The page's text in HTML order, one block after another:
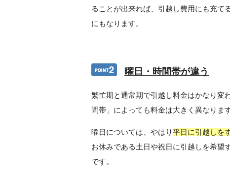
ることが出来れば、引越し費用にも充て
にもなります。
曜日・時間帯が違う
繁忙期と通常期で引越し料金はかなり変
間帯」によっても料金は大きく異なります
曜日については、やはり平日に引越しを
お休みである土日や祝日に引越しを希望
です。